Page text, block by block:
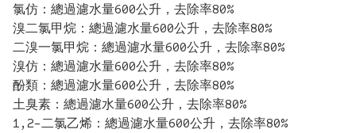
氯仿：總過濾水量600公升，去除率80%
溴二氯甲烷：總過濾水量600公升，去除率80%
二溴一氯甲烷：總過濾水量600公升，去除率80%
溴仿：總過濾水量600公升，去除率80%
酚類：總過濾水量600公升，去除率80%
土臭素：總過濾水量600公升，去除率80%
1,2-二氯乙烯：總過濾水量600公升，去除率80%